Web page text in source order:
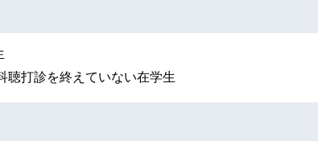
聴打診を終えていない在学生